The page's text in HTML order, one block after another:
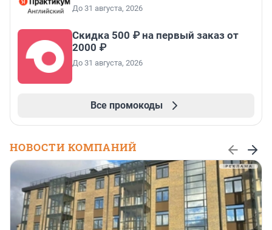
До 31 августа, 2026
Скидка 500 ₽ на первый заказ от
2000 ₽
До 31 августа, 2026
Все промокоды
НОВОСТИ КОМПАНИЙ